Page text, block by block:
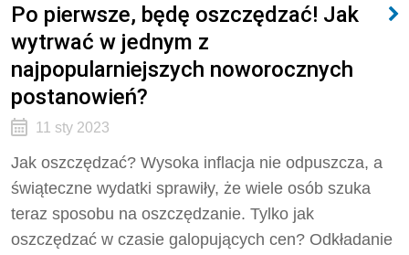
Po pierwsze, będę oszczędzać! Jak
wytrwać w jednym z
najpopularniejszych noworocznych
postanowień?
11 sty 2023
Jak oszczędzać? Wysoka inflacja nie odpuszcza, a
świąteczne wydatki sprawiły, że wiele osób szuka
teraz sposobu na oszczędzanie. Tylko jak
oszczędzać w czasie galopujących cen? Odkładanie